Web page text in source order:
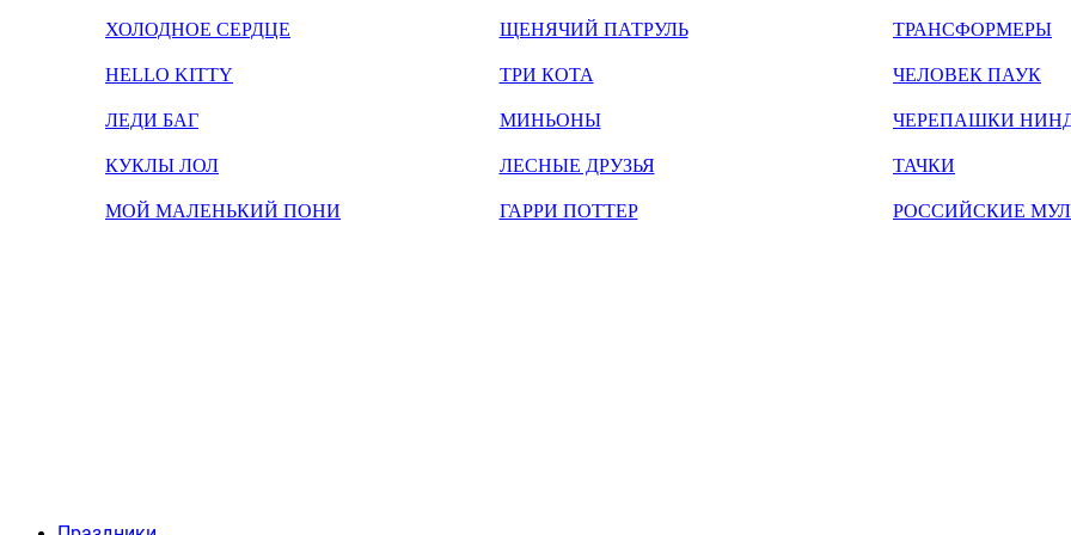
ХОЛОДНОЕ СЕРДЦЕ
HELLO KITTY
ЛЕДИ БАГ
КУКЛЫ ЛОЛ
МОЙ МАЛЕНЬКИЙ ПОНИ
ЩЕНЯЧИЙ ПАТРУЛЬ
ТРИ КОТА
МИНЬОНЫ
ЛЕСНЫЕ ДРУЗЬЯ
ГАРРИ ПОТТЕР
ТРАНСФОРМЕРЫ
ЧЕЛОВЕК ПАУК
ЧЕРЕПАШКИ
ТАЧКИ
РОССИЙСКИЕ